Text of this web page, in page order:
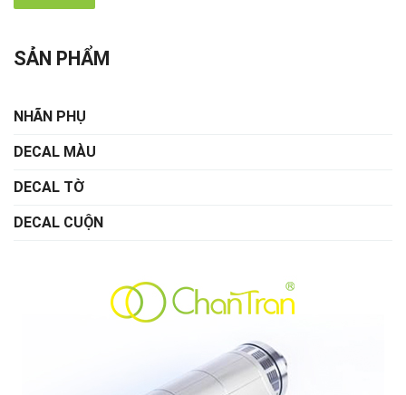
SẢN PHẨM
NHÃN PHỤ
DECAL MÀU
DECAL TỜ
DECAL CUỘN